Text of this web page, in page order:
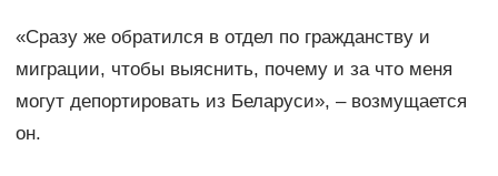
«Сразу же обратился в отдел по гражданству и
миграции, чтобы выяснить, почему и за что меня
могут депортировать из Беларуси», – возмущается
он.